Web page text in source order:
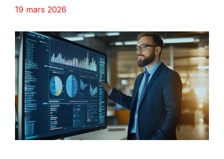
19 mars 2026